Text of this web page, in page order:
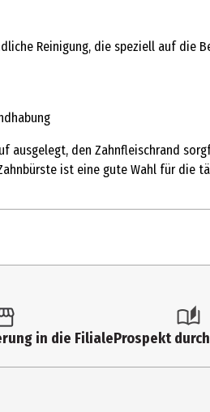
Reinigung, die speziell auf
den Zahnfleischrand
ist eine gute Wahl für die
Handzahnbürsten
in die FilialeProspekt